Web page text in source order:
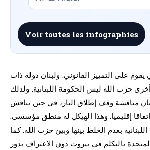
Voir toutes les infographies
على التمييز القانوني. ولبنان دولة ذات
حزب الله ليس الحكومة اللبنانية. ولذلك
مناقشة وقف إطلاق النار، في حين تناقش
إقليميا. وهذا الهيكل له منطق مؤسسي.
بعدم الخلط بينها وبين حزب الله. كما
بالتكلم في بيروت دون الاعتراف بدور